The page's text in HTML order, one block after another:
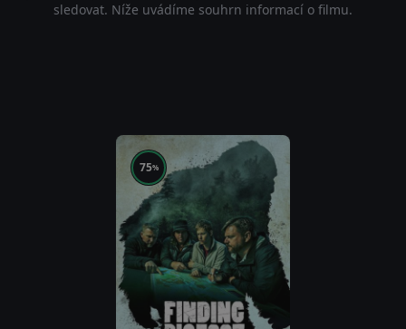
sledovat. Níže uvádíme souhrn informací o filmu.
75%